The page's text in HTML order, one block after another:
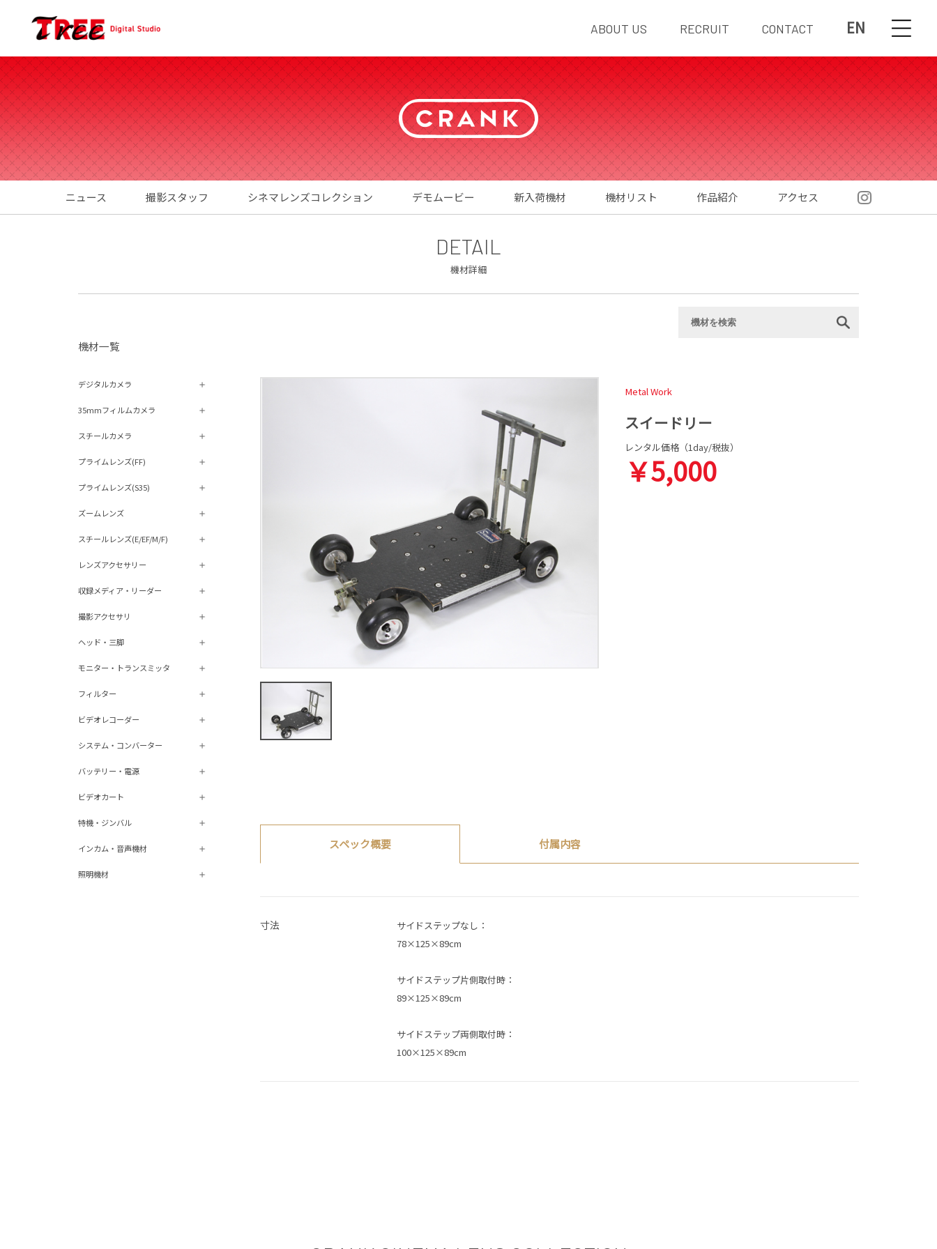
EN
ABOUT US RECRUIT CONTACT
ニュース 撮影スタッフ シネマレンズコレクション デモムービー 新入荷機材 機材リスト 作品紹介 アクセス
DETAIL
機材詳細
機材⼀覧
デジタルカメラ
35mmフィルムカメラ
スチールカメラ
プライムレンズ(FF)
プライムレンズ(S35)
ズームレンズ
スチールレンズ(E/EF/M/F)
レンズアクセサリー
収録メディア・リーダー
撮影アクセサリ
ヘッド・三脚
モニター・トランスミッタ
フィルター
ビデオレコーダー
システム・コンバーター
バッテリー・電源
ビデオカート
特機・ジンバル
インカム・音声機材
照明機材
Metal Work
スイードリー
レンタル価格（1day/税抜）
￥5,000
スペック概要 付属内容
寸法
サイドステップなし：
78×125×89cm
サイドステップ片側取付時：
89×125×89cm
サイドステップ両側取付時：
100×125×89cm